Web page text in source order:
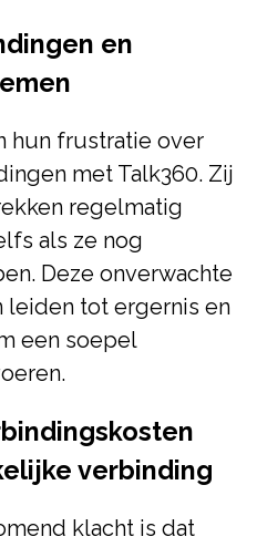
en
hun frustratie over
met Talk360. Zij
regelmatig
als ze nog
Deze onverwachte
leiden tot ergernis en
een soepel
verbinding
klacht is dat